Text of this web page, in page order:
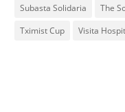
Subasta Solidaria
The
Tximist Cup
Visita